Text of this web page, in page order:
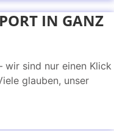
IN GANZ
wir sind nur einen Klick
glauben, unser